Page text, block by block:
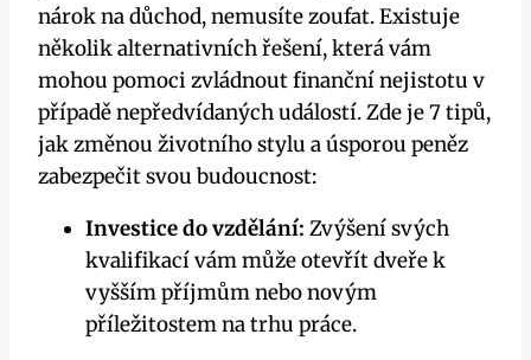
nárok na důchod, nemusíte zoufat. Existuje
několik alternativních řešení, která vám
mohou pomoci zvládnout finanční nejistotu v
případě nepředvídaných událostí. Zde je 7 tipů,
jak změnou životního stylu a úsporou peněz
zabezpečit svou budoucnost:
Investice do vzdělání: Zvýšení svých
kvalifikací vám může otevřít dveře k
vyšším příjmům nebo novým
příležitostem na trhu práce.